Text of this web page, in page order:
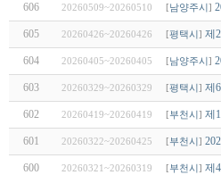
606 20260509~20260510 [남양주시 ]
605 20260426~20260426 [평택시 ] 제
604 20260405~20260405 [남양주시 ]
603 20260329~20260329 [평택시 ] 제
602 20260419~20260419 [부천시 ] 제
601 20260322~20260425 [부천시 ]
600 20260321~20260319 [부천시 ] 제